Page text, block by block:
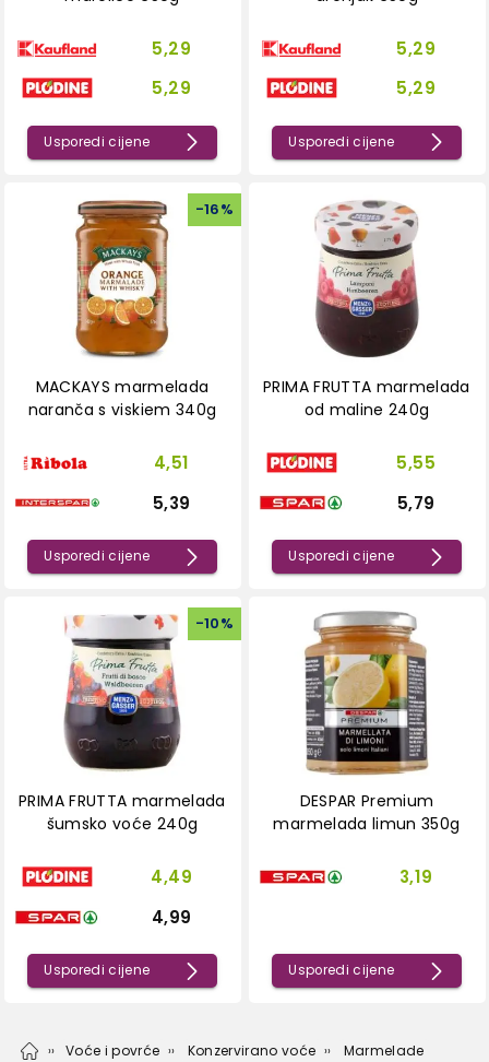
5,29
5,29
Usporedi cijene
5,29
5,29
Usporedi cijene
-16%
MACKAYS marmelada
naranča s viskiem 340g
4,51
5,39
Usporedi cijene
PRIMA FRUTTA marmelada
od maline 240g
5,55
5,79
Usporedi cijene
-10%
PRIMA FRUTTA marmelada
šumsko voće 240g
4,49
4,99
Usporedi cijene
DESPAR Premium
marmelada limun 350g
3,19
Usporedi cijene
Voće i povrće Konzervirano voće Marmelade